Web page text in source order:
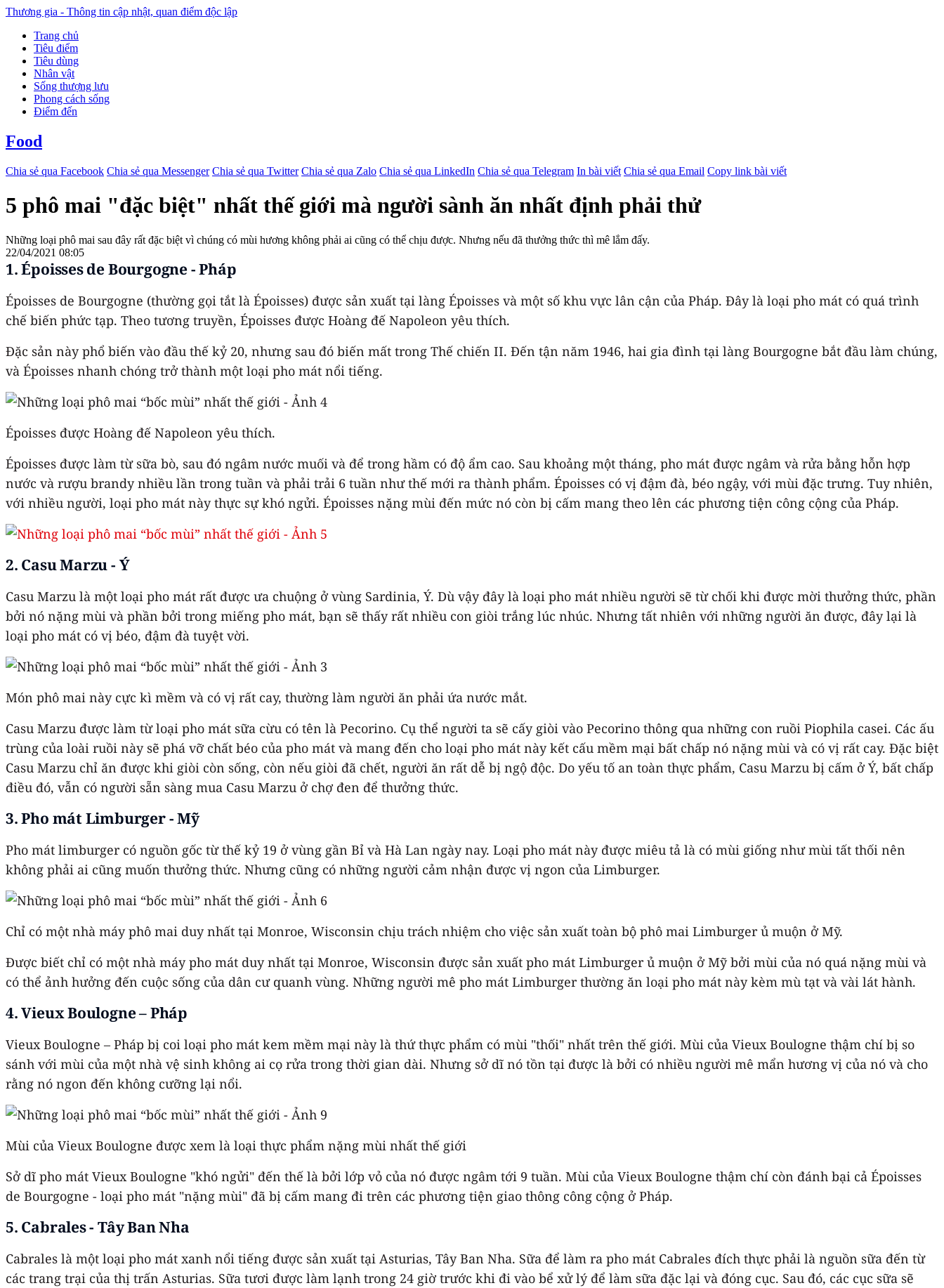
Thương gia - Thông tin cập nhật, quan điểm độc lập
Trang chủ
Tiêu điểm
Tiêu dùng
Nhân vật
Sống thượng lưu
Phong cách sống
Điểm đến
Food
Chia sẻ qua Facebook Chia sẻ qua Messenger Chia sẻ qua Twitter Chia sẻ qua Zalo Chia sẻ qua LinkedIn Chia sẻ qua Telegram In bài viết Chia sẻ qua Email Copy link bài viết
5 phô mai "đặc biệt" nhất thế giới mà người sành ăn nhất định phải thử
Những loại phô mai sau đây rất đặc biệt vì chúng có mùi hương không phải ai cũng có thể chịu được. Nhưng nếu đã thưởng thức thì mê lắm đấy.
22/04/2021 08:05
1. Époisses de Bourgogne - Pháp
Époisses de Bourgogne (thường gọi tắt là Époisses) được sản xuất tại làng Époisses và một số khu vực lân cận của Pháp. Đây là loại pho mát có quá trình
chế biến phức tạp. Theo tương truyền, Époisses được Hoàng đế Napoleon yêu thích.
Đặc sản này phổ biến vào đầu thế kỷ 20, nhưng sau đó biến mất trong Thế chiến II. Đến tận năm 1946, hai gia đình tại làng Bourgogne bắt đầu làm chúng,
và Époisses nhanh chóng trở thành một loại pho mát nổi tiếng.
Époisses được Hoàng đế Napoleon yêu thích.
Époisses được làm từ sữa bò, sau đó ngâm nước muối và để trong hầm có độ ẩm cao. Sau khoảng một tháng, pho mát được ngâm và rửa bằng hỗn hợp
nước và rượu brandy nhiều lần trong tuần và phải trải 6 tuần như thế mới ra thành phẩm. Époisses có vị đậm đà, béo ngậy, với mùi đặc trưng. Tuy nhiên,
với nhiều người, loại pho mát này thực sự khó ngửi. Époisses nặng mùi đến mức nó còn bị cấm mang theo lên các phương tiện công cộng của Pháp.
2. Casu Marzu - Ý
Casu Marzu là một loại pho mát rất được ưa chuộng ở vùng Sardinia, Ý. Dù vậy đây là loại pho mát nhiều người sẽ từ chối khi được mời thưởng thức, phần
bởi nó nặng mùi và phần bởi trong miếng pho mát, bạn sẽ thấy rất nhiều con giòi trắng lúc nhúc. Nhưng tất nhiên với những người ăn được, đây lại là
loại pho mát có vị béo, đậm đà tuyệt vời.
Món phô mai này cực kì mềm và có vị rất cay, thường làm người ăn phải ứa nước mắt.
Casu Marzu được làm từ loại pho mát sữa cừu có tên là Pecorino. Cụ thể người ta sẽ cấy giòi vào Pecorino thông qua những con ruồi Piophila casei. Các ấu
trùng của loài ruồi này sẽ phá vỡ chất béo của pho mát và mang đến cho loại pho mát này kết cấu mềm mại bất chấp nó nặng mùi và có vị rất cay. Đặc biệt
Casu Marzu chỉ ăn được khi giòi còn sống, còn nếu giòi đã chết, người ăn rất dễ bị ngộ độc. Do yếu tố an toàn thực phẩm, Casu Marzu bị cấm ở Ý, bất chấp
điều đó, vẫn có người sẵn sàng mua Casu Marzu ở chợ đen để thưởng thức.
3. Pho mát Limburger - Mỹ
Pho mát limburger có nguồn gốc từ thế kỷ 19 ở vùng gần Bỉ và Hà Lan ngày nay. Loại pho mát này được miêu tả là có mùi giống như mùi tất thối nên
không phải ai cũng muốn thưởng thức. Nhưng cũng có những người cảm nhận được vị ngon của Limburger.
Chỉ có một nhà máy phô mai duy nhất tại Monroe, Wisconsin chịu trách nhiệm cho việc sản xuất toàn bộ phô mai Limburger ủ muộn ở Mỹ.
Được biết chỉ có một nhà máy pho mát duy nhất tại Monroe, Wisconsin được sản xuất pho mát Limburger ủ muộn ở Mỹ bởi mùi của nó quá nặng mùi và
có thể ảnh hưởng đến cuộc sống của dân cư quanh vùng. Những người mê pho mát Limburger thường ăn loại pho mát này kèm mù tạt và vài lát hành.
4. Vieux Boulogne – Pháp
Vieux Boulogne – Pháp bị coi loại pho mát kem mềm mại này là thứ thực phẩm có mùi "thối" nhất trên thế giới. Mùi của Vieux Boulogne thậm chí bị so
sánh với mùi của một nhà vệ sinh không ai cọ rửa trong thời gian dài. Nhưng sở dĩ nó tồn tại được là bởi có nhiều người mê mẩn hương vị của nó và cho
rằng nó ngon đến không cưỡng lại nổi.
Mùi của Vieux Boulogne được xem là loại thực phẩm nặng mùi nhất thế giới
Sở dĩ pho mát Vieux Boulogne "khó ngửi" đến thế là bởi lớp vỏ của nó được ngâm tới 9 tuần. Mùi của Vieux Boulogne thậm chí còn đánh bại cả Époisses
de Bourgogne - loại pho mát "nặng mùi" đã bị cấm mang đi trên các phương tiện giao thông công cộng ở Pháp.
5. Cabrales - Tây Ban Nha
Cabrales là một loại pho mát xanh nổi tiếng được sản xuất tại Asturias, Tây Ban Nha. Sữa để làm ra pho mát Cabrales đích thực phải là nguồn sữa đến từ
các trang trại của thị trấn Asturias. Sữa tươi được làm lạnh trong 24 giờ trước khi đi vào bể xử lý để làm sữa đặc lại và đóng cục. Sau đó, các cục sữa sẽ